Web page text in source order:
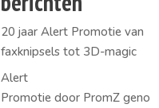
20 jaar Alert Promotie van
faxknipsels tot 3D-magic
Alert
Promotie door PromZ geno